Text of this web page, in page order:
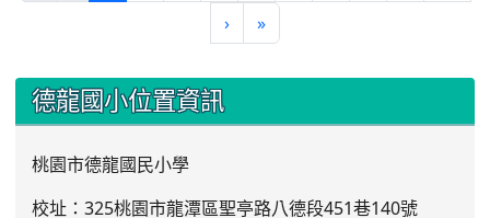
›
»
::: 德龍國小位置資訊
桃園市德龍國民小學
校址：325桃園市龍潭區聖亭路八德段451巷140號